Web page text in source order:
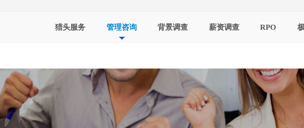
猎头服务 管理咨询 背景调查 薪资调查 RPO